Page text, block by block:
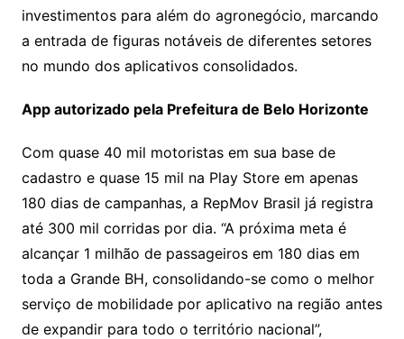
investimentos para além do agronegócio, marcando
a entrada de figuras notáveis de diferentes setores
no mundo dos aplicativos consolidados.
App autorizado pela Prefeitura de Belo Horizonte
Com quase 40 mil motoristas em sua base de
cadastro e quase 15 mil na Play Store em apenas
180 dias de campanhas, a RepMov Brasil já registra
até 300 mil corridas por dia. “A próxima meta é
alcançar 1 milhão de passageiros em 180 dias em
toda a Grande BH, consolidando-se como o melhor
serviço de mobilidade por aplicativo na região antes
de expandir para todo o território nacional”,